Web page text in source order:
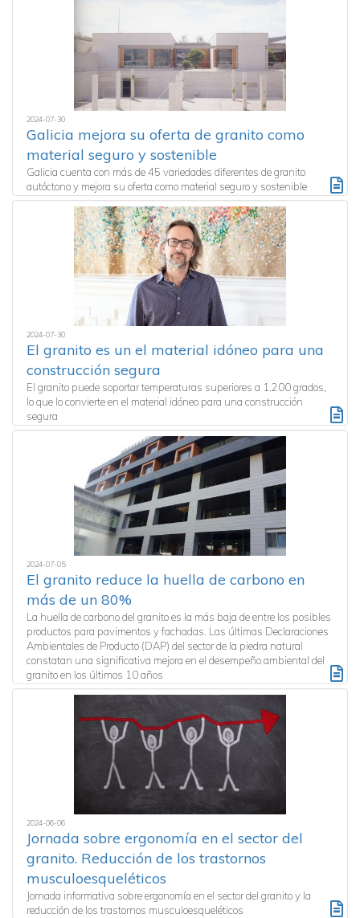
2024-07-30
Galicia mejora su oferta de granito como
material seguro y sostenible
Galicia cuenta con más de 45 variedades diferentes de granito
autóctono y mejora su oferta como material seguro y sostenible
2024-07-30
El granito es un el material idóneo para una
construcción segura
El granito puede soportar temperaturas superiores a 1.200 grados,
lo que lo convierte en el material idóneo para una construcción
segura
2024-07-05
El granito reduce la huella de carbono en
más de un 80%
La huella de carbono del granito es la más baja de entre los posibles
productos para pavimentos y fachadas. Las últimas Declaraciones
Ambientales de Producto (DAP) del sector de la piedra natural
constatan una significativa mejora en el desempeño ambiental del
granito en los últimos 10 años
2024-06-06
Jornada sobre ergonomía en el sector del
granito. Reducción de los trastornos
musculoesqueléticos
Jornada informativa sobre ergonomía en el sector del granito y la
reducción de los trastornos musculoesqueléticos